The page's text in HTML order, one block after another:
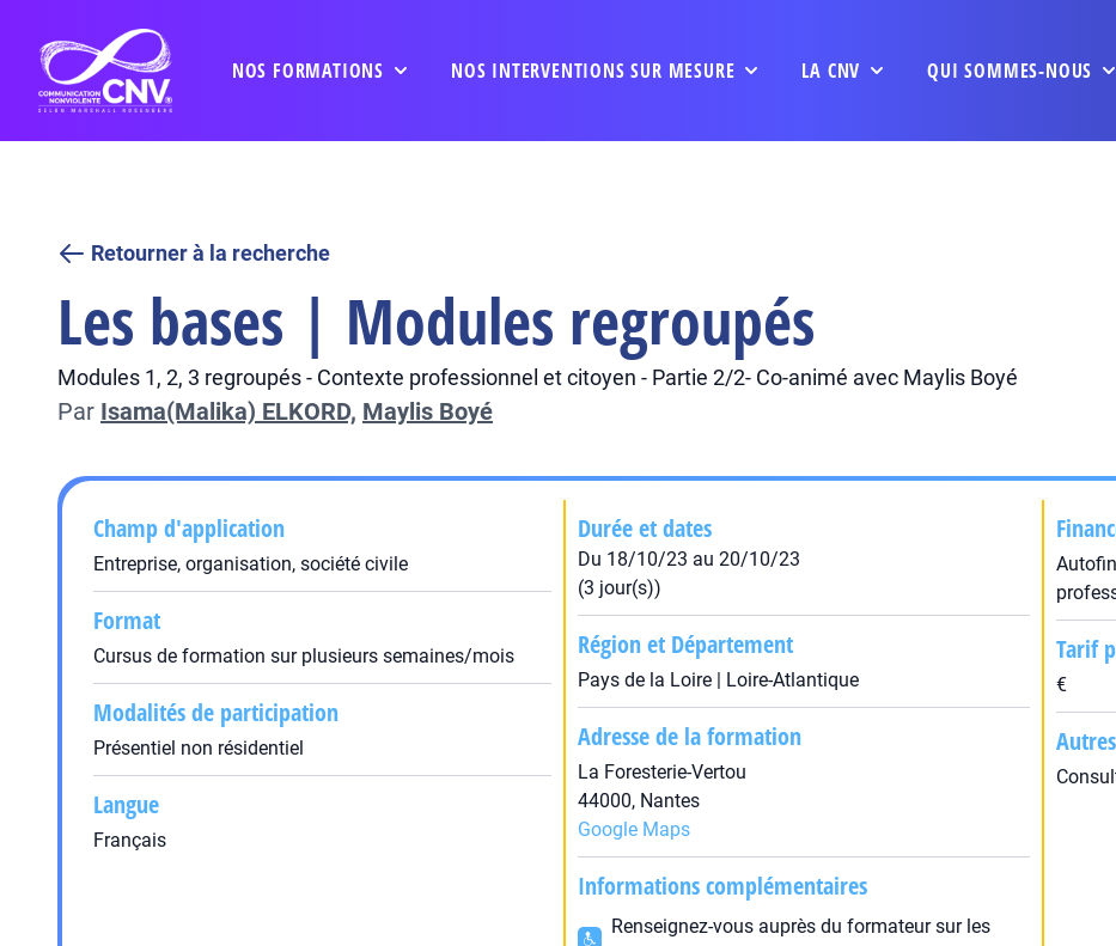
NOS FORMATIONS NOS INTERVENTIONS SUR MESURE LA CNV QUI SOMMES-NOUS
Retourner à la recherche
Les bases | Modules regroupés
Modules 1, 2, 3 regroupés - Contexte professionnel et citoyen - Partie 2/2- Co-animé avec Maylis Boyé
Par Isama(Malika) ELKORD, Maylis Boyé
Champ d'application
Entreprise, organisation, société civile
Format
Cursus de formation sur plusieurs semaines/mois
Modalités de participation
Présentiel non résidentiel
Langue
Français
Durée et dates
Du 18/10/23 au 20/10/23
(3 jour(s))
Région et Département
Pays de la Loire | Loire-Atlantique
Adresse de la formation
La Foresterie-Vertou
44000, Nantes
Google Maps
Informations complémentaires
Renseignez-vous auprès du formateur sur les
Tarif
€